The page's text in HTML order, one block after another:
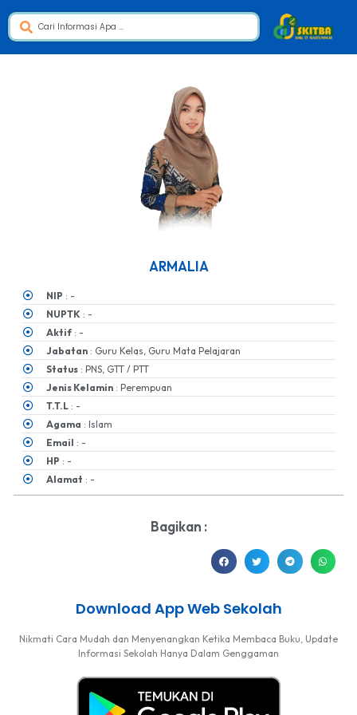
ARMALIA
NIP : -
NUPTK : -
Aktif : -
Jabatan : Guru Kelas, Guru Mata Pelajaran
Status : PNS, GTT / PTT
Jenis Kelamin : Perempuan
T.T.L : -
Agama : Islam
Email : -
HP : -
Alamat : -
Bagikan :
Download App Web Sekolah
Nikmati Cara Mudah dan Menyenangkan Ketika Membaca Buku, Update
Informasi Sekolah Hanya Dalam Genggaman